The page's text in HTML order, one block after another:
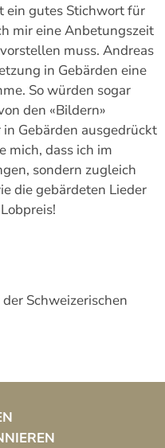
ein gutes Stichwort für
mir eine Anbetungszeit
muss. Andreas
in Gebärden eine
So würden sogar
den «Bildern»
Gebärden ausgedrückt
mich, dass ich im
sondern zugleich
die gebärdeten Lieder
Schweizerischen